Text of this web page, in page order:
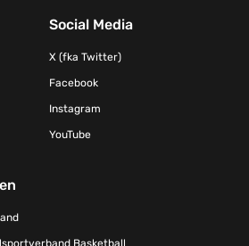
Social Media
X (fka Twitter)
Facebook
Instagram
YouTube
Basketball